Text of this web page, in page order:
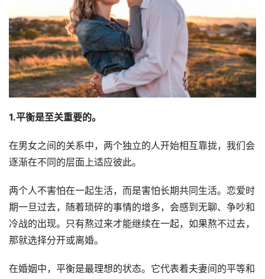
1.平衡是至关重要的。
在男女之间的关系中，两个独立的人开始相互靠拢，我们会
逐渐在不同的层面上适应彼此。
两个人不害怕在一起生活，而是害怕长期共同生活。恋爱时
期一旦过去，随着琐碎的事情的增多，会感到无聊、争吵和
冷战的出现。只有熬过来才能继续在一起，如果熬不过去，
那就选择分开或离婚。
在婚姻中，平衡是最理想的状态。它代表着夫妻间的平等和